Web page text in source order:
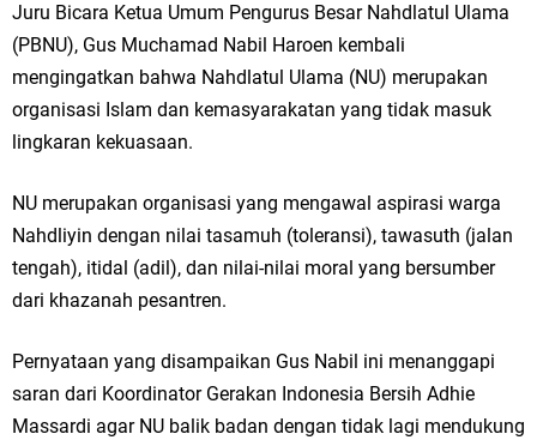
Juru Bicara Ketua Umum Pengurus Besar Nahdlatul Ulama
(PBNU), Gus Muchamad Nabil Haroen kembali
mengingatkan bahwa Nahdlatul Ulama (NU) merupakan
organisasi Islam dan kemasyarakatan yang tidak masuk
lingkaran kekuasaan.
NU merupakan organisasi yang mengawal aspirasi warga
Nahdliyin dengan nilai tasamuh (toleransi), tawasuth (jalan
tengah), itidal (adil), dan nilai-nilai moral yang bersumber
dari khazanah pesantren.
Pernyataan yang disampaikan Gus Nabil ini menanggapi
saran dari Koordinator Gerakan Indonesia Bersih Adhie
Massardi agar NU balik badan dengan tidak lagi mendukung